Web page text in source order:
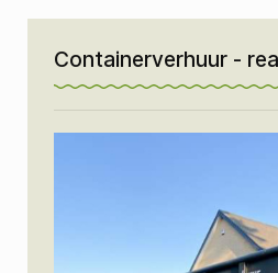
Containerverhuur -